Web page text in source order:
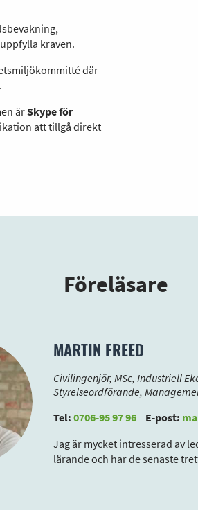
kraven.
där
ärSkype för
att tillgå direkt
Föreläsare
MARTIN FREED
Civilingenjör, MSc, Industriell
Styrelseordförande,
Tel: 0706-95 97 96 E-post:
Jag är mycket intresserad av
lärande och har de senaste